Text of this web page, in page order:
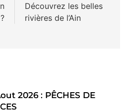
Découvrez les belles
rivières de l’Ain
2026 : PÊCHES DE